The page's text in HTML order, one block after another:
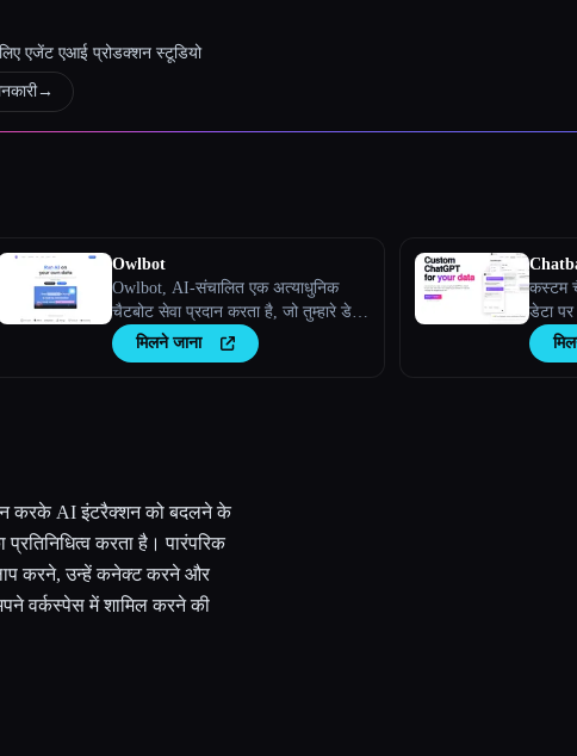
एजेंट एआई प्रोडक्शन स्टूडियो
→
Owlbot
Owlbot, AI-संचालित एक अत्याधुनिक
चैटबोट सेवा प्रदान करता है, जो तुम्हारे डेटा
के साथ सहजता से इंटीग्रेट हो जाती है,
ताकि तुम्हेंं, तुम्हारे ग्राहकों या तुम्हारी टीम को
मिलने जाना
कस्टम
डेटा पर
करके AI इंटरैक्शन को बदलने के
करता है। पारंपरिक
करने, उन्हें कनेक्ट करने और
वर्कस्पेस में शामिल करने की